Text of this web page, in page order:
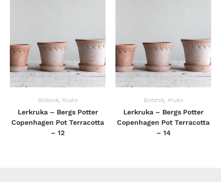
Botanik, Kruka
Lerkruka – Bergs Potter
Copenhagen Pot Terracotta
– 12
Botanik, Kruka
Lerkruka – Bergs Potter
Copenhagen Pot Terracotta
– 14